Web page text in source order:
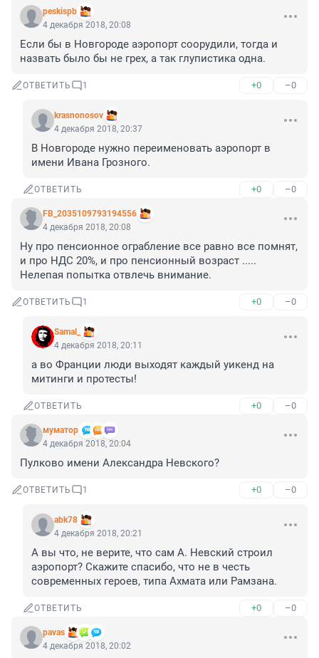
peskispb
4 декабря 2018, 20:08
Если бы в Новгороде аэропорт соорудили, тогда и
назвать было бы не грех, а так глупистика одна.
ОТВЕТИТЬ 1 +0 –0
krasnonosov
4 декабря 2018, 20:37
В Новгороде нужно переименовать аэропорт в
имени Ивана Грозного.
ОТВЕТИТЬ +0 –0
FB_2035109793194556
4 декабря 2018, 20:08
Ну про пенсионное ограбление все равно все помнят,
и про НДС 20%, и про пенсионный возраст .....
Нелепая попытка отвлечь внимание.
ОТВЕТИТЬ 1 +0 –0
Samal_
4 декабря 2018, 20:11
а во Франции люди выходят каждый уикенд на
митинги и протесты!
ОТВЕТИТЬ +0 –0
муматор
4 декабря 2018, 20:04
Пулково имени Александра Невского?
ОТВЕТИТЬ 1 +0 –0
abk78
4 декабря 2018, 20:21
А вы что, не верите, что сам А. Невский строил
аэропорт? Скажите спасибо, что не в честь
современных героев, типа Ахмата или Рамзана.
ОТВЕТИТЬ +0 –0
pavas
4 декабря 2018, 20:02